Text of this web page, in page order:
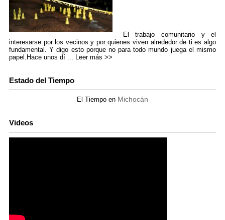
El trabajo comunitario y el
interesarse por los vecinos y por quienes viven alrededor de ti es algo
fundamental. Y digo esto porque no para todo mundo juega el mismo
papel.Hace unos dí ... Leer más >>
Estado del Tiempo
El Tiempo en Michocán
Videos